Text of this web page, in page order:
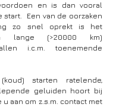
en is dan vooral
Een van de oorzaken
zo snel oprekt is het
lange (>20000 km)
i.c.m. toenemende
starten ratelende,
geluiden hoort bij
u aan om z.s.m. contact met